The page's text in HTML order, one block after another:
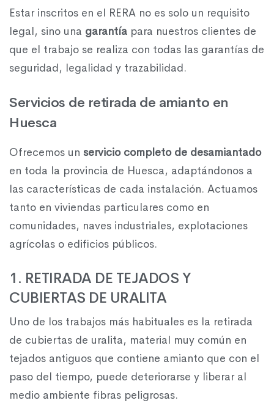
Estar inscritos en el RERA no es solo un requisito
legal, sino una garantía para nuestros clientes de
que el trabajo se realiza con todas las garantías de
seguridad, legalidad y trazabilidad.
Servicios de retirada de amianto en
Huesca
Ofrecemos un servicio completo de desamiantado
en toda la provincia de Huesca, adaptándonos a
las características de cada instalación. Actuamos
tanto en viviendas particulares como en
comunidades, naves industriales, explotaciones
agrícolas o edificios públicos.
1. RETIRADA DE TEJADOS Y
CUBIERTAS DE URALITA
Uno de los trabajos más habituales es la retirada
de cubiertas de uralita, material muy común en
tejados antiguos que contiene amianto que con el
paso del tiempo, puede deteriorarse y liberar al
medio ambiente fibras peligrosas.